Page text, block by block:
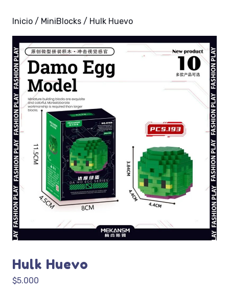
Inicio / MiniBlocks / Hulk Huevo
Hulk Huevo
$5.000